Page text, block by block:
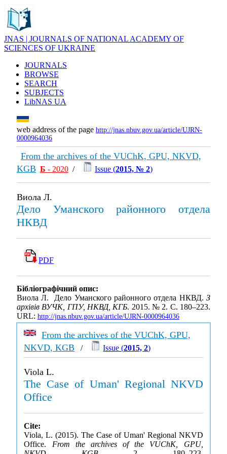
JNAS | JOURNALS OF NATIONAL ACADEMY OF
SCIENCES OF UKRAINE
JOURNALS
BROWSE
SEARCH
SUBJECTS
LibNAS UA
web address of the page http://jnas.nbuv.gov.ua/article/UJRN-
0000964036
From the archives of the VUChK, GPU, NKVD,
KGB Б - 2020 / Issue (2015, № 2)
Виола Л.
Дело Уманского районного отдела
НКВД
PDF
Бібліографічний опис:
Виола Л. Дело Уманского районного отдела НКВД. З
архівів ВУЧК, ГПУ, НКВД, КГБ. 2015. № 2. С. 180–223.
URL: http://jnas.nbuv.gov.ua/article/UJRN-0000964036
From the archives of the VUChK, GPU,
NKVD, KGB / Issue (2015, 2)
Viola L.
The Case of Uman' Regional NKVD
Office
Cite:
Viola, L. (2015). The Case of Uman' Regional NKVD
Office. From the archives of the VUChK, GPU,